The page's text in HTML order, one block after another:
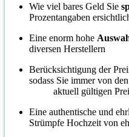
Wie viel bares Geld Sie
Prozentangaben
Eine enorm hohe
diversen Herstellern
Berücksichtigung der
sodass Sie immer von den
aktuell gültigen
Eine authentische und
Strümpfe Hochzeit von